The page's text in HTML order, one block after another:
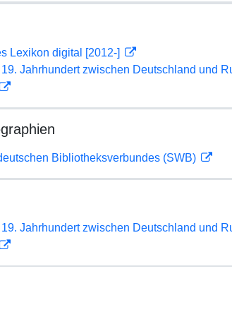
Lexikon digital [2012-]
Jahrhundert zwischen Deutschland und
Bibliotheksverbundes (SWB)
Jahrhundert zwischen Deutschland und